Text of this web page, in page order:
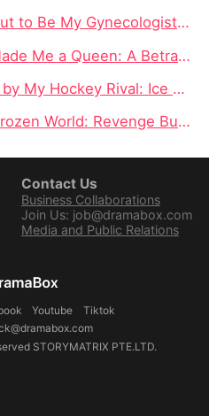
at Home and Controlled at Work, Clara’s World Collapses!
Mother’s Rise From Heartbreak to Power
to Secret Online Lovers in Sports Romance
Burns Bright in an Endless Winter
Contact Us
Business Collaborations
Join Us: job@dramabox.com
Media and Public Relations
Youtube
Tiktok
STORYMATRIX PTE.LTD.